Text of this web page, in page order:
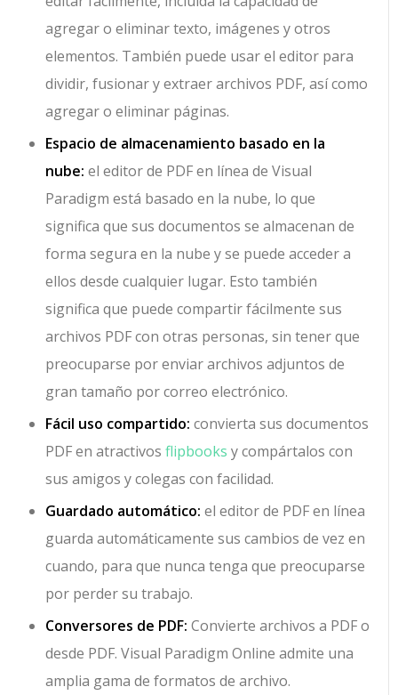
agregar o eliminar texto, imágenes y otros
elementos. También puede usar el editor para
dividir, fusionar y extraer archivos PDF, así como
agregar o eliminar páginas.
Espacio de almacenamiento basado en la
nube: el editor de PDF en línea de Visual
Paradigm está basado en la nube, lo que
significa que sus documentos se almacenan de
forma segura en la nube y se puede acceder a
ellos desde cualquier lugar. Esto también
significa que puede compartir fácilmente sus
archivos PDF con otras personas, sin tener que
preocuparse por enviar archivos adjuntos de
gran tamaño por correo electrónico.
Fácil uso compartido: convierta sus documentos
PDF en atractivosflipbooks y compártalos con
sus amigos y colegas con facilidad.
Guardado automático: el editor de PDF en línea
guarda automáticamente sus cambios de vez en
cuando, para que nunca tenga que preocuparse
por perder su trabajo.
Conversores de PDF: Convierte archivos a PDF o
desde PDF. Visual Paradigm Online admite una
amplia gama de formatos de archivo.